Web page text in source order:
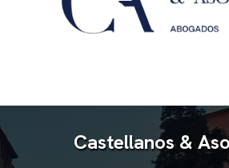
Castellanos &